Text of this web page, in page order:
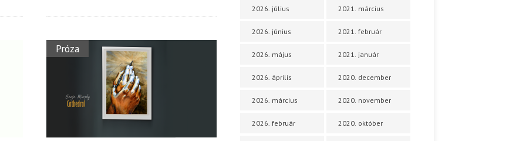
Próza
2026. július
2026. június
2026. május
2026. április
2026. március
2026. február
2021. március
2021. február
2021. január
2020. december
2020. november
2020. október